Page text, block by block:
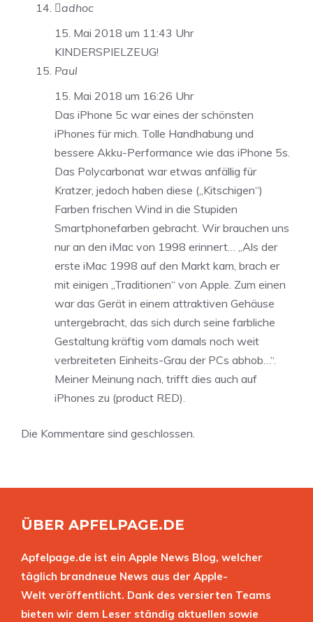
adhoc
15. Mai 2018 um 11:43 Uhr
KINDERSPIELZEUG!
Paul
15. Mai 2018 um 16:26 Uhr
Das iPhone 5c war eines der schönsten
iPhones für mich. Tolle Handhabung und
bessere Akku-Performance wie das iPhone 5s.
Das Polycarbonat war etwas anfällig für
Kratzer, jedoch haben diese („Kitschigen“)
Farben frischen Wind in die Stupiden
Smartphonefarben gebracht. Wir brauchen uns
nur an den iMac von 1998 erinnert… „Als der
erste iMac 1998 auf den Markt kam, brach er
mit einigen „Traditionen“ von Apple. Zum einen
war das Gerät in einem attraktiven Gehäuse
untergebracht, das sich durch seine farbliche
Gestaltung kräftig vom damals noch weit
verbreiteten Einheits-Grau der PCs abhob…“.
Meiner Meinung nach, trifft dies auch auf
iPhones zu (product RED).
Die Kommentare sind geschlossen.
ÜBER APFELPAGE.DE
Apfelpage.de ist ein Apple News Blog, welcher
täglich brandneue News aus der Apple-
Welt veröffentlicht. Dank des versierten Teams
bieten wir dem Leser ständig aktuellen sowie